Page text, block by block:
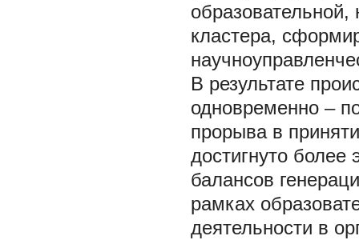
образовательной,
кластера,
В результате
одновременно –
прорыва в
достигнуто
балансов
рамках
деятельности в